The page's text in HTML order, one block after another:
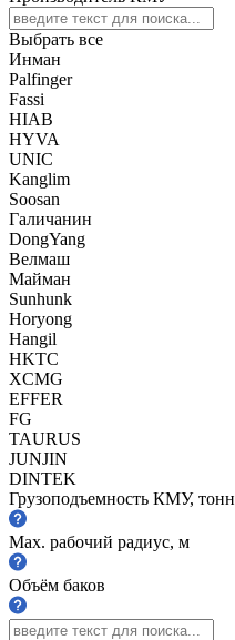
Выбрать все
Инман
Palfinger
Fassi
HIAB
HYVA
UNIC
Kanglim
Soosan
Галичанин
DongYang
Велмаш
Майман
Sunhunk
Horyong
Hangil
HKTC
XCMG
EFFER
FG
TAURUS
JUNJIN
DINTEK
Грузоподъемность КМУ, тонн
Max. рабочий радиус, м
Объём баков